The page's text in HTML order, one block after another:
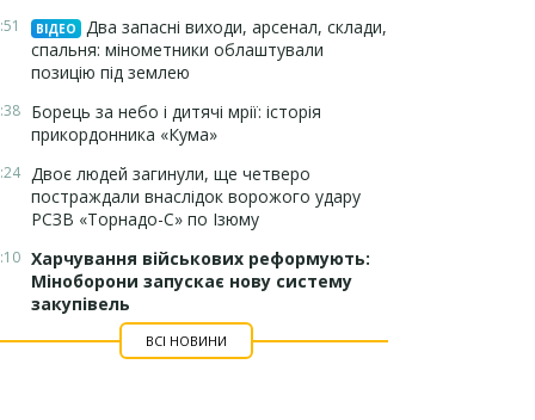
ВІДЕО
Два запасні виходи, арсенал, склади,
спальня: мінометники облаштували
позицію під землею
Борець за небо і дитячі мрії: історія
прикордонника «Кума»
Двоє людей загинули, ще четверо
постраждали внаслідок ворожого удару
РСЗВ «Торнадо-С» по Ізюму
Харчування військових реформують:
Міноборони запускає нову систему
закупівель
ВСІ НОВИНИ